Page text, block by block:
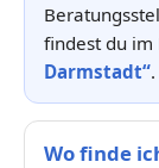
findest du im
Darmstadt“.
Wo finde